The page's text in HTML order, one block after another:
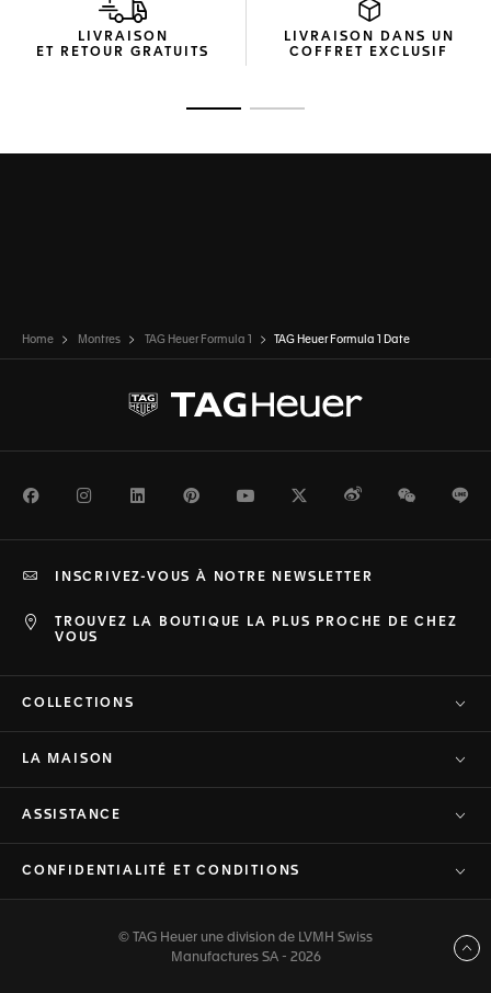
LIVRAISON
ET RETOUR GRATUITS
LIVRAISON DANS UN
COFFRET EXCLUSIF
Home Montres TAG Heuer Formula 1 TAG Heuer Formula 1 Date
FacebookInstagramLinkedInPinterestYoutubeTwitterWeiboWeChat
TROUVEZ LA BOUTIQUE LA PLUS PROCHE DE CHEZ
VOUS
INSCRIVEZ-VOUS À NOTRE NEWSLETTER
COLLECTIONS
LA MAISON
ASSISTANCE
CONFIDENTIALITÉ ET CONDITIONS
© TAG Heuer une division de LVMH Swiss
Manufactures SA - 2026
Haut de page